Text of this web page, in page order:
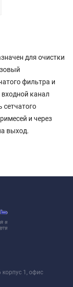
для очистки
фильтра и
входной канал
сетчатого
и через
выход.
корпус 1, офис